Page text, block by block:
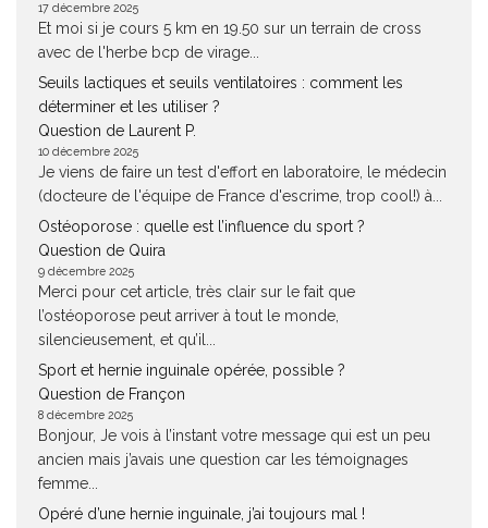
17 décembre 2025
Et moi si je cours 5 km en 19.50 sur un terrain de cross
avec de l'herbe bcp de virage...
Seuils lactiques et seuils ventilatoires : comment les
déterminer et les utiliser ?
Question de Laurent P.
10 décembre 2025
Je viens de faire un test d'effort en laboratoire, le médecin
(docteure de l'équipe de France d'escrime, trop cool!) à...
Ostéoporose : quelle est l’influence du sport ?
Question de Quira
9 décembre 2025
Merci pour cet article, très clair sur le fait que
l’ostéoporose peut arriver à tout le monde,
silencieusement, et qu’il...
Sport et hernie inguinale opérée, possible ?
Question de Françon
8 décembre 2025
Bonjour, Je vois à l’instant votre message qui est un peu
ancien mais j’avais une question car les témoignages
femme...
Opéré d’une hernie inguinale, j’ai toujours mal !